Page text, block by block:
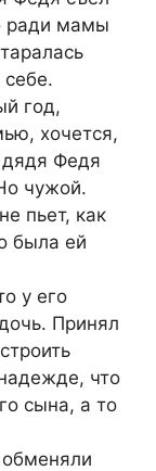
ради мамы
год,
хочется,
дядя Федя
чужой.
пьет, как
была ей
у его
Принял
что
сына, а то